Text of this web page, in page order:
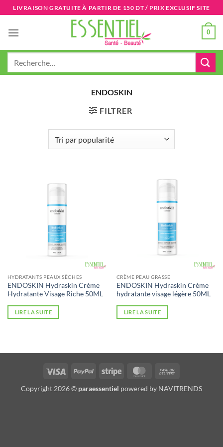
Passer
au
contenu
LIVRAISON GRATUITE À PARTIR DE 150 DT / PRIX EXCLUSIF SITE
0
ENDOSKIN
FILTRER
HYDRATANTS PEAUX SÈCHES
ENDOSKIN Hydraskin Crème
Hydratante Visage Riche 50ML
LIRE LA SUITE
CRÈME PEAU GRASSE
ENDOSKIN Hydraskin Crème
hydratante visage légère 50ML
LIRE LA SUITE
Visa PayPal Stripe MasterCard
Delivery
Copyright 2026 © paraessentiel powered by NAVITRENDS